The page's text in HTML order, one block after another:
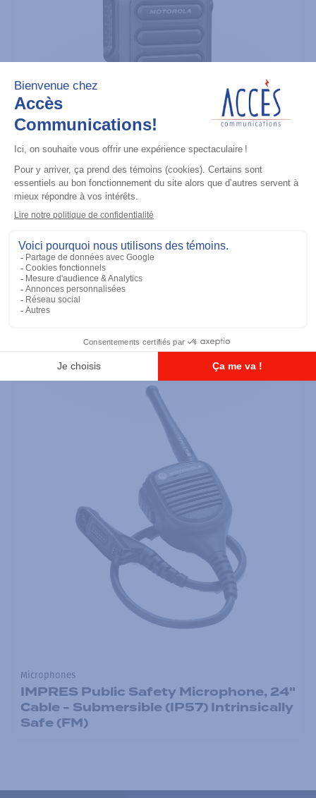
Microphones
RM760 IMPRES WINDPORTING
REMOTE SPEAKER MICROPHONE,
Microphones
IMPRES Public Safety Microphone, 24"
Cable - Submersible (IP57) Intrinsically
Safe (FM)